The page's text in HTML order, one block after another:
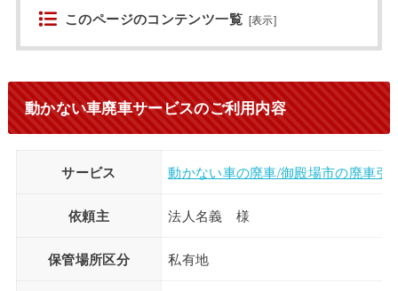
このページのコンテンツ一覧 [表示]
動かない車廃車サービスのご利用内容
サービス 動かない車の廃車/御殿場市の廃車引
依頼主 法人名義 様
保管場所区分 私有地